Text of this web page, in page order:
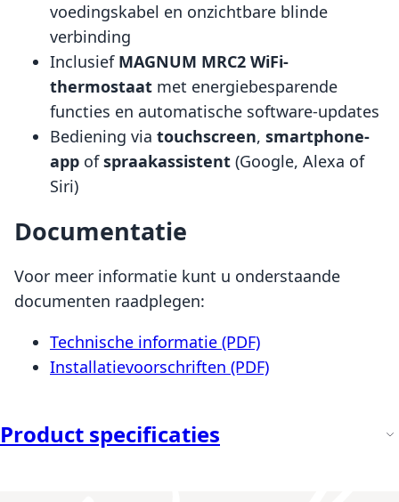
voedingskabel en onzichtbare blinde
verbinding
Inclusief MAGNUM MRC2 WiFi-
thermostaat met energiebesparende
functies en automatische software-updates
Bediening via touchscreen, smartphone-
app ofspraakassistent (Google, Alexa of
Siri)
Documentatie
Voor meer informatie kunt u onderstaande
documenten raadplegen:
Technische informatie (PDF)
Installatievoorschriften (PDF)
Product specificaties